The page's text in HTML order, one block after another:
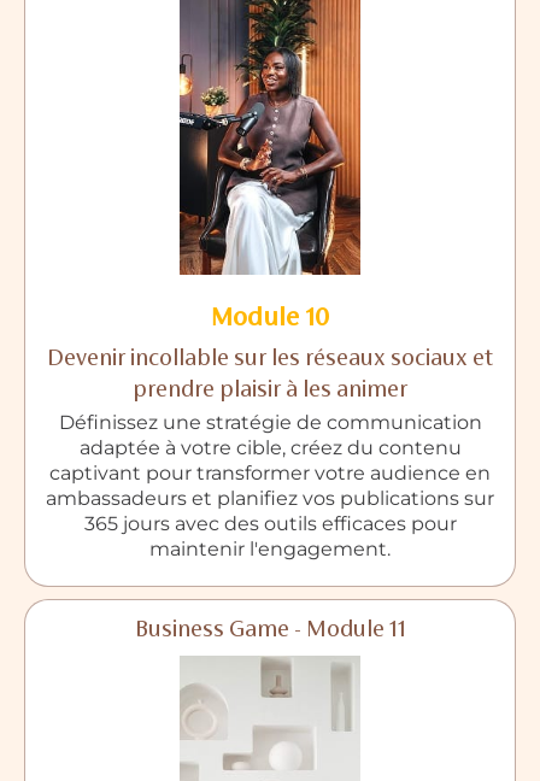
Module 10
Devenir incollable sur les réseaux sociaux et
prendre plaisir à les animer
Définissez une stratégie de communication
adaptée à votre cible, créez du contenu
captivant pour transformer votre audience en
ambassadeurs et planifiez vos publications sur
365 jours avec des outils efficaces pour
maintenir l'engagement.
Business Game - Module 11